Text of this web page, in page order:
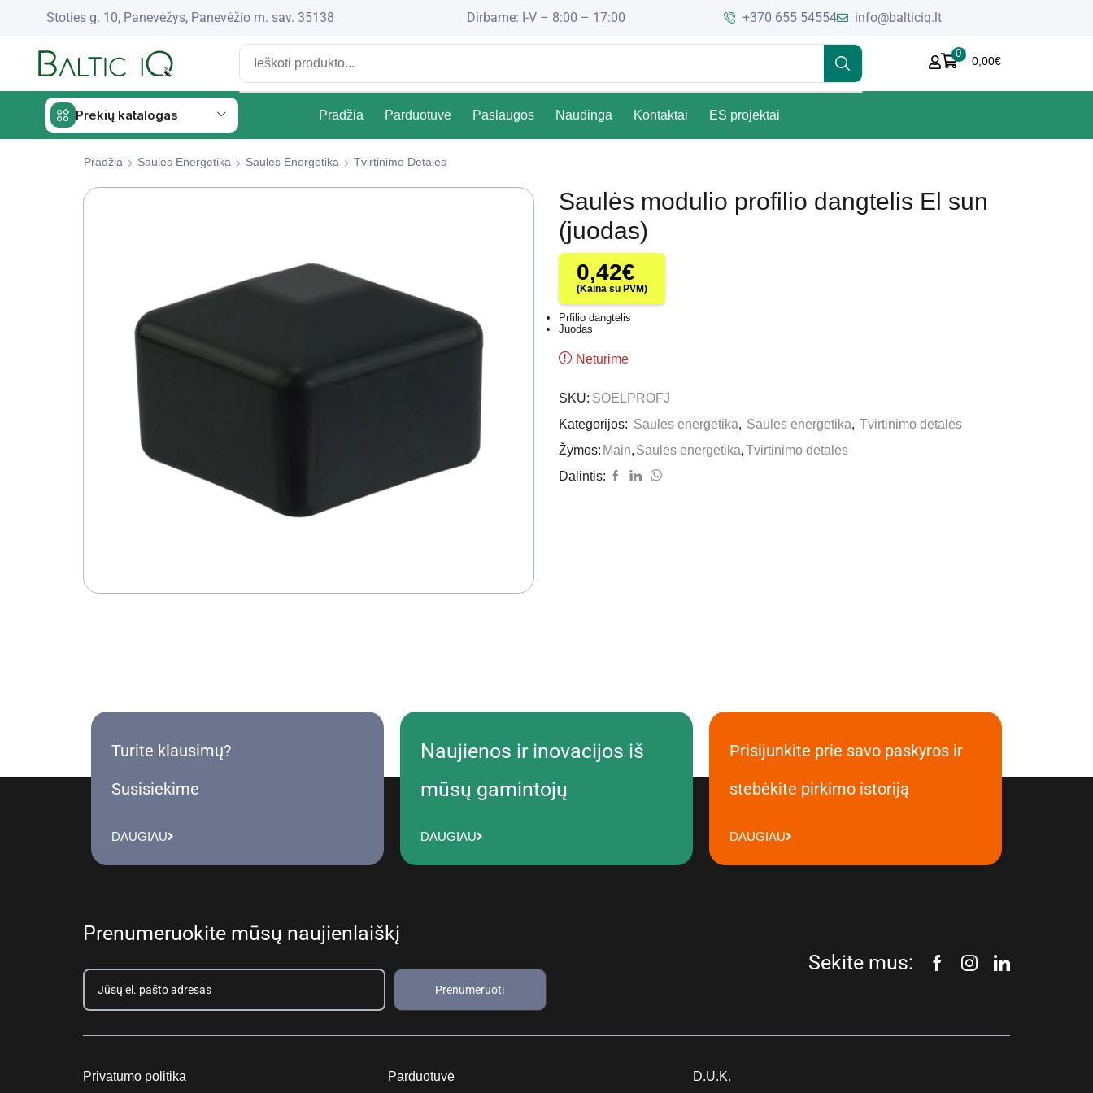
Stoties g. 10, Panevėžys, Panevėžio m. sav. 35138 Dirbame: I-V – 8:00 – 17:00 +370 655 54554 info@balticiq.lt
0
0,00€
Prekių katalogas Pradžia Parduotuvė Paslaugos Naudinga Kontaktai ES projektai
Pradžia Saulės Energetika Saulės Energetika Tvirtinimo Detalės
Saulės modulio profilio dangtelis El sun
(juodas)
0,42€
(Kaina su PVM)
Prfilio dangtelis
Juodas
Neturime
SKU: SOELPROFJ
Kategorijos: Saulės energetika, Saulės energetika, Tvirtinimo detalės
Žymos: Main, Saulės energetika,Tvirtinimo detalės
Dalintis:
Turite klausimų?
Susisiekime
DAUGIAU
Naujienos ir inovacijos iš
mūsų gamintojų
DAUGIAU
Prisijunkite prie savo paskyros ir
stebėkite pirkimo istoriją
DAUGIAU
Prenumeruokite mūsų naujienlaiškį
Prenumeruoti
Sekite mus:
Privatumo politika Parduotuvė D.U.K.